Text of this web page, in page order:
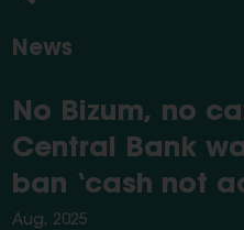
News
No Bizum, no
Central Bank
ban ‘cash not
Aug, 2025